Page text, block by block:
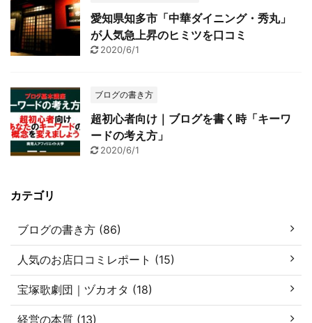
愛知県知多市「中華ダイニング・秀丸」
が人気急上昇のヒミツを口コミ
2020/6/1
ブログの書き方
超初心者向け｜ブログを書く時「キーワ
ードの考え方」
2020/6/1
カテゴリ
ブログの書き方 (86)
人気のお店口コミレポート (15)
宝塚歌劇団｜ヅカオタ (18)
経営の本質 (13)